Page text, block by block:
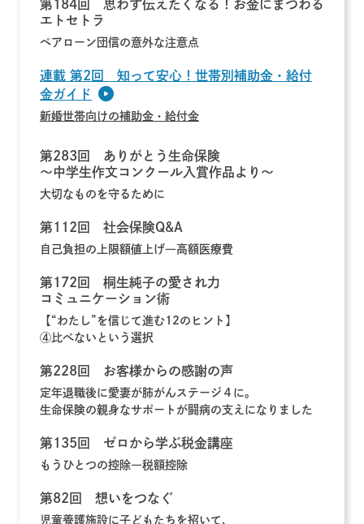
第184回 思わず伝えたくなる！お金にまつわる
エトセトラ
ペアローン団信の意外な注意点
連載 第2回 知って安心！世帯別補助金・給付
金ガイド
新婚世帯向けの補助金・給付金
第283回 ありがとう生命保険
～中学生作文コンクール入賞作品より～
大切なものを守るために
第112回 社会保険Q&A
自己負担の上限額値上げ―高額医療費
第172回 桐生純子の愛され力
コミュニケーション術
【“わたし”を信じて進む12のヒント】
④比べないという選択
第228回 お客様からの感謝の声
定年退職後に愛妻が肺がんステージ４に。
生命保険の親身なサポートが闘病の支えになりました
第135回 ゼロから学ぶ税金講座
もうひとつの控除―税額控除
第82回 想いをつなぐ
児童養護施設に子どもたちを招いて、